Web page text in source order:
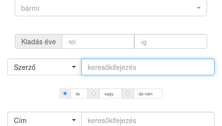
bármi
Kiadás éve
Szerző
és vagy de nem
Cím